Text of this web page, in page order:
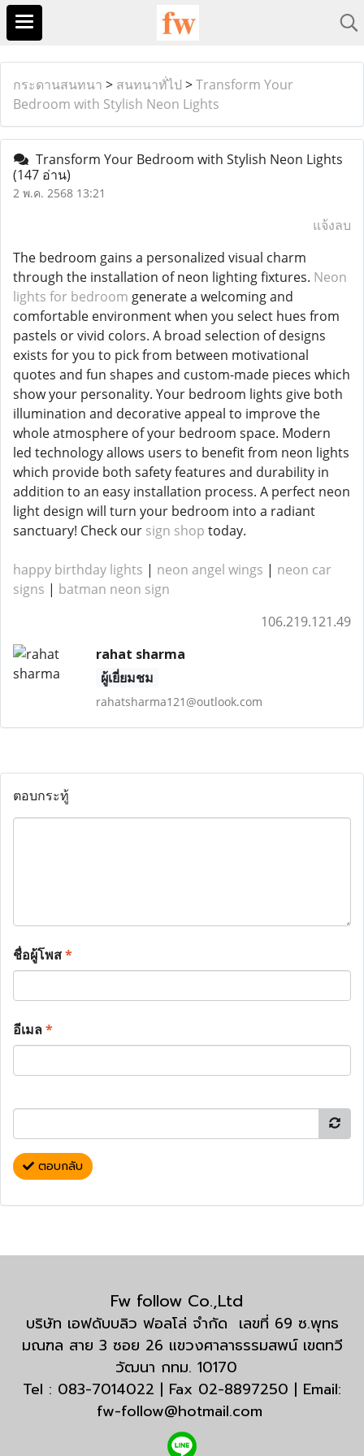
กระดานสนทนา > สนทนาทั่ไป >Transform Your
Bedroom with Stylish Neon Lights
Transform Your Bedroom with Stylish Neon Lights
(147 อ่าน)
2 พ.ค. 2568 13:21
แจ้งลบ
The bedroom gains a personalized visual charm
through the installation of neon lighting fixtures. Neon
lights for bedroom generate a welcoming and
comfortable environment when you select hues from
pastels or vivid colors. A broad selection of designs
exists for you to pick from between motivational
quotes and fun shapes and custom-made pieces which
show your personality. Your bedroom lights give both
illumination and decorative appeal to improve the
whole atmosphere of your bedroom space. Modern
led technology allows users to benefit from neon lights
which provide both safety features and durability in
addition to an easy installation process. A perfect neon
light design will turn your bedroom into a radiant
sanctuary! Check our sign shop today.
happy birthday lights | neon angel wings | neon car
signs | batman neon sign
106.219.121.49
rahat sharma
ผู้เยี่ยมชม
rahatsharma121@outlook.com
ตอบกระทู้
ชื่อผู้โพส*
อีเมล*
ตอบกลับ
Fw follow Co.,Ltd
บริษัท เอฟดับบลิว ฟอลโล่ จำกัด เลขที่ 69 ซ.พุทธ
มณฑล สาย 3 ซอย 26 แขวงศาลาธรรมสพน์ เขตทวี
วัฒนา กทม. 10170
Tel : 083-7014022 | Fax 02-8897250 | Email:
fw-follow@hotmail.com